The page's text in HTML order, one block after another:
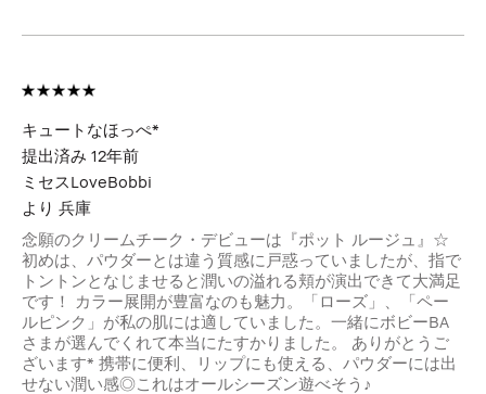
キュートなほっぺ*
提出済み 12年前
ミセスLoveBobbi
より 兵庫
念願のクリームチーク・デビューは『ポット ルージュ』☆
初めは、パウダーとは違う質感に戸惑っていましたが、指で
トントンとなじませると潤いの溢れる頬が演出できて大満足
です！ カラー展開が豊富なのも魅力。「ローズ」、「ペー
ルピンク」が私の肌には適していました。一緒にボビーBA
さまが選んでくれて本当にたすかりました。 ありがとうご
ざいます* 携帯に便利、リップにも使える、パウダーには出
せない潤い感◎これはオールシーズン遊べそう♪